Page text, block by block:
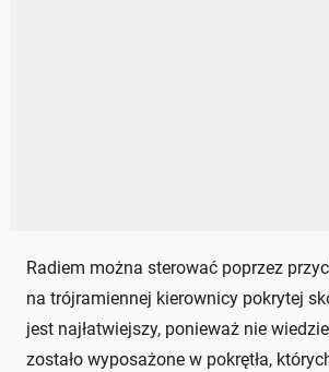
Radiem można sterować poprzez
na trójramiennej kierownicy pokrytej
jest najłatwiejszy, ponieważ nie
zostało wyposażone w pokrętła,